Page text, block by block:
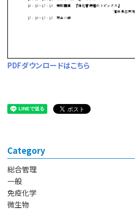
PDFダウンロードはこちら
Category
総合管理
一般
免疫化学
微生物